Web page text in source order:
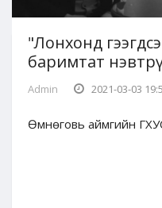
"Лонхонд
баримтат
Admin 2021-03-03
Өмнөговь аймгийн